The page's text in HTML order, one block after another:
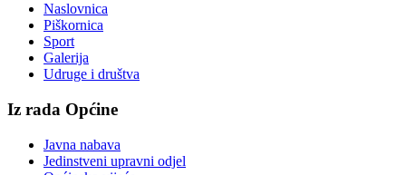
Naslovnica
Piškornica
Sport
Galerija
Udruge i društva
Iz rada Općine
Javna nabava
Jedinstveni upravni odjel